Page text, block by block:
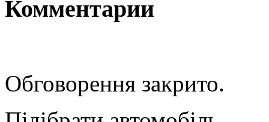
Комментарии
Обговорення закрито.